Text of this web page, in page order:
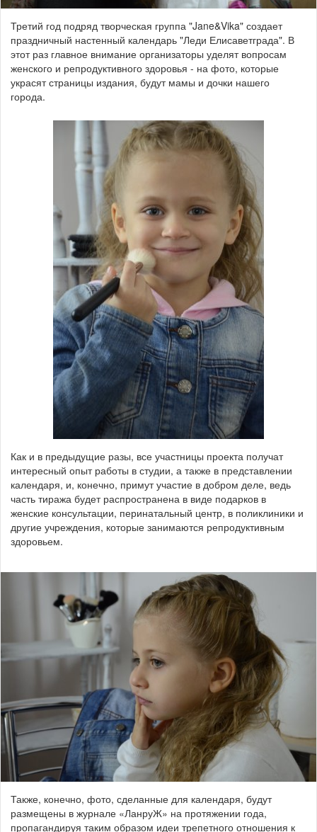
Третий год подряд творческая группа "Jane&Vika" создает
праздничный настенный календарь "Леди Елисаветграда". В
этот раз главное внимание организаторы уделят вопросам
женского и репродуктивного здоровья - на фото, которые
украсят страницы издания, будут мамы и дочки нашего
города.
Как и в предыдущие разы, все участницы проекта получат
интересный опыт работы в студии, а также в представлении
календаря, и, конечно, примут участие в добром деле, ведь
часть тиража будет распространена в виде подарков в
женские консультации, перинатальный центр, в поликлиники и
другие учреждения, которые занимаются репродуктивным
здоровьем.
Также, конечно, фото, сделанные для календаря, будут
размещены в журнале «ЛанруЖ» на протяжении года,
пропагандируя таким образом идеи трепетного отношения к